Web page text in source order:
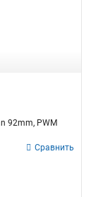
92mm, PWM
Сравнить